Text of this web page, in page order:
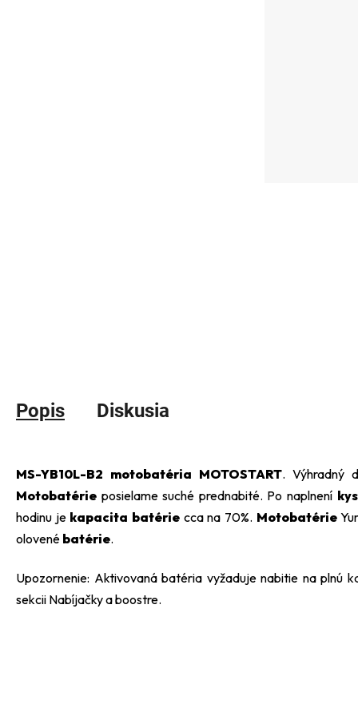
Popis Diskusia
MS-YB10L-B2 motobatéria MOTOSTART. Výhradný
Motobatérie posielame suché prednabité. Po naplnení
hodinu je kapacita batérie cca na 70%. Motobatérie
olovené batérie.
Upozornenie: Aktivovaná batéria vyžaduje nabitie na plnú
sekcii Nabíjačky a boostre.